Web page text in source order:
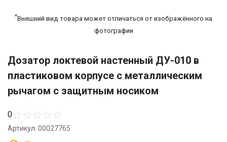
*Внешний вид товара может отличаться от изображённого на
фотографии
Дозатор локтевой настенный ДУ-010 в
пластиковом корпусе с металлическим
рычагом с защитным носиком
0☆☆☆☆☆
Артикул: 00027765